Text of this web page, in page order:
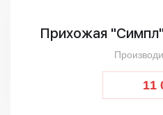
Прихожая
11